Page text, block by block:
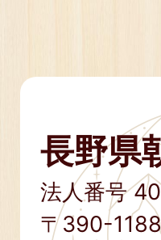
長野県
法人番号
〒390-1188